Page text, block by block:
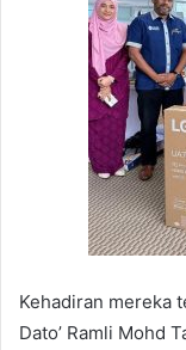
Kehadiran mereka
Dato’ Ramli Mohd